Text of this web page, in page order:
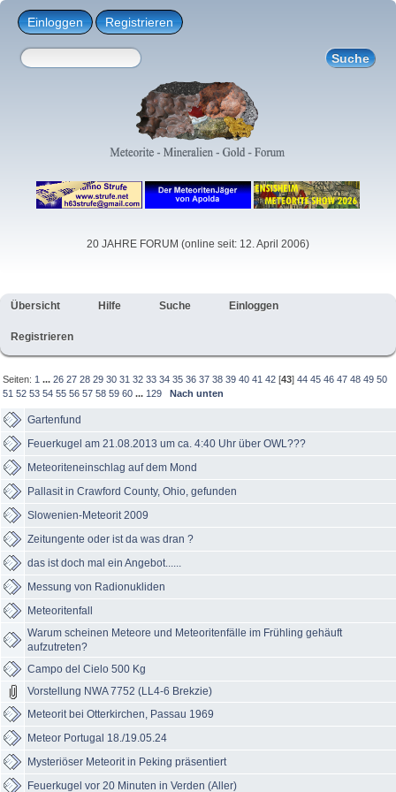
Einloggen Registrieren
20 JAHRE FORUM (online seit: 12. April 2006)
Übersicht Hilfe Suche Einloggen
Registrieren
Seiten: 1 ...26 27 28 29 30 31 32 33 34 35 36 37 38 39 40 41 42 [43]44 45 46 47 48 49 50
51 52 53 54 55 56 57 58 59 60 ... 129 Nach unten
Gartenfund
Feuerkugel am 21.08.2013 um ca. 4:40 Uhr über OWL???
Meteoriteneinschlag auf dem Mond
Pallasit in Crawford County, Ohio, gefunden
Slowenien-Meteorit 2009
Zeitungente oder ist da was dran ?
das ist doch mal ein Angebot......
Messung von Radionukliden
Meteoritenfall
Warum scheinen Meteore und Meteoritenfälle im Frühling gehäuft
aufzutreten?
Campo del Cielo 500 Kg
Vorstellung NWA 7752 (LL4-6 Brekzie)
Meteorit bei Otterkirchen, Passau 1969
Meteor Portugal 18./19.05.24
Mysteriöser Meteorit in Peking präsentiert
Feuerkugel vor 20 Minuten in Verden (Aller)